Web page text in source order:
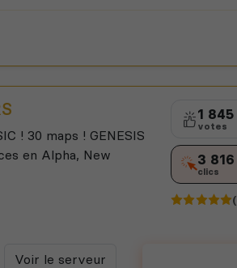
! 30 maps ! GENESIS
en Alpha, New
1 845
votes
3 816
clics
Voir le serveur